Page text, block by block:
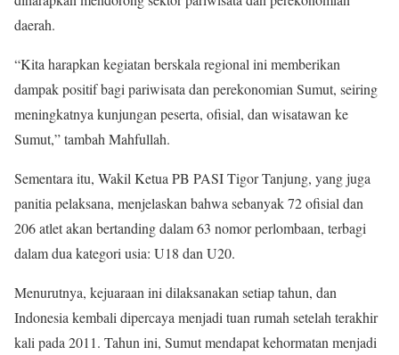
daerah.
“Kita harapkan kegiatan berskala regional ini memberikan
dampak positif bagi pariwisata dan perekonomian Sumut, seiring
meningkatnya kunjungan peserta, ofisial, dan wisatawan ke
Sumut,” tambah Mahfullah.
Sementara itu, Wakil Ketua PB PASI Tigor Tanjung, yang juga
panitia pelaksana, menjelaskan bahwa sebanyak 72 ofisial dan
206 atlet akan bertanding dalam 63 nomor perlombaan, terbagi
dalam dua kategori usia: U18 dan U20.
Menurutnya, kejuaraan ini dilaksanakan setiap tahun, dan
Indonesia kembali dipercaya menjadi tuan rumah setelah terakhir
kali pada 2011. Tahun ini, Sumut mendapat kehormatan menjadi